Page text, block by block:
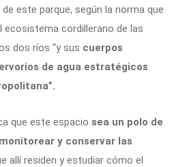
de este parque, según la norma que
ecosistema cordillerano de las
dos ríos “y sus cuerpos
de agua estratégicos
que este espacio sea un polo de
y conservar las
allí residen y estudiar cómo el